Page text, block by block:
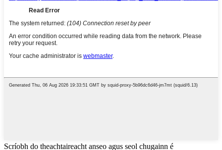
Scríobh do theachtaireacht anseo agus seol chugainn é